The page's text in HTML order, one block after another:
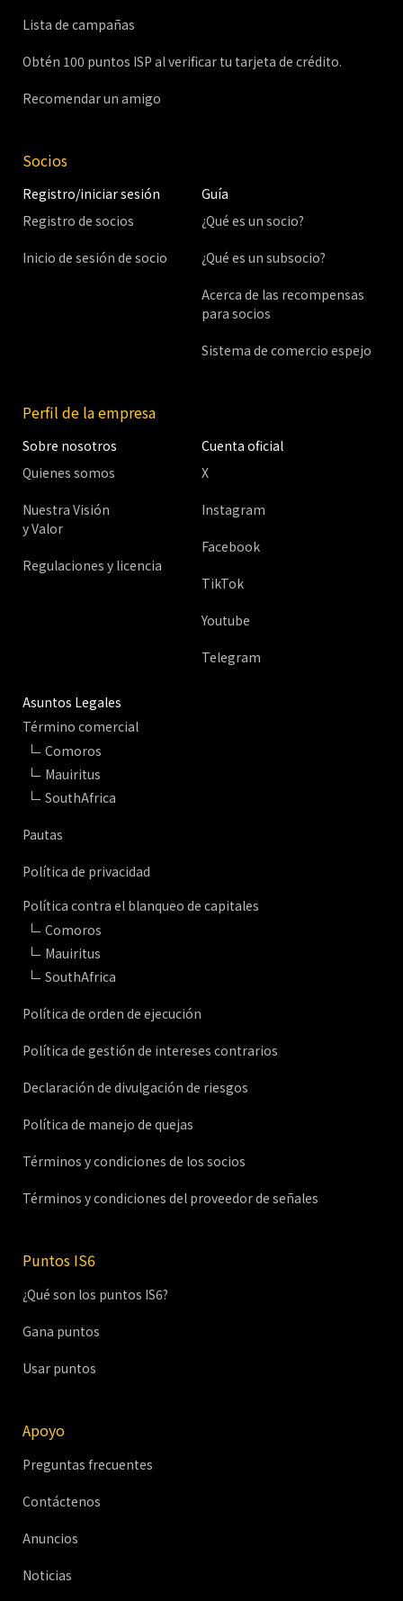
Lista de campañas
Obtén 100 puntos ISP al verificar tu tarjeta de crédito.
Recomendar un amigo
Socios
Registro/iniciar sesión
Registro de socios
Inicio de sesión de socio
Guía
¿Qué es un socio?
¿Qué es un subsocio?
Acerca de las recompensas
para socios
Sistema de comercio espejo
Perfil de la empresa
Sobre nosotros
Quienes somos
Nuestra Visión
y Valor
Regulaciones y licencia
Cuenta oficial
X
Instagram
Facebook
TikTok
Youtube
Telegram
Asuntos Legales
Término comercial
Comoros
Mauiritus
SouthAfrica
Pautas
Política de privacidad
Política contra el blanqueo de capitales
Comoros
Mauiritus
SouthAfrica
Política de orden de ejecución
Política de gestión de intereses contrarios
Declaración de divulgación de riesgos
Política de manejo de quejas
Términos y condiciones de los socios
Términos y condiciones del proveedor de señales
Puntos IS6
¿Qué son los puntos IS6?
Gana puntos
Usar puntos
Apoyo
Preguntas frecuentes
Contáctenos
Anuncios
Noticias